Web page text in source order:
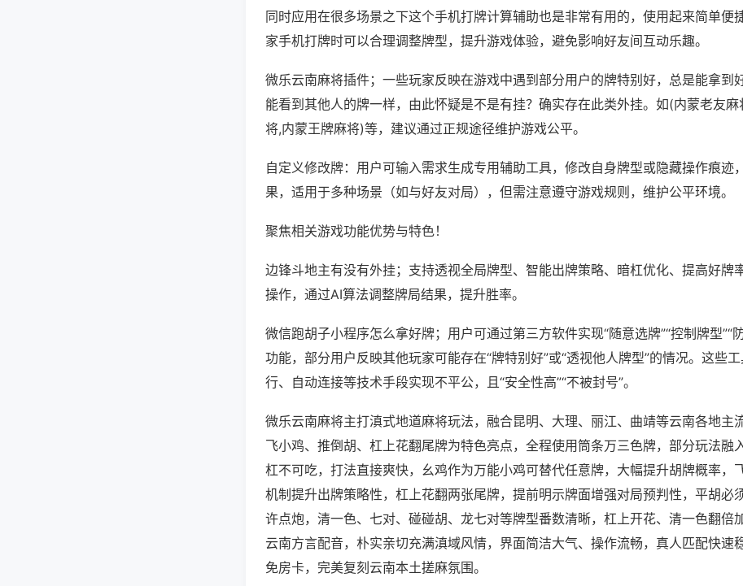
同时应用在很多场景之下这个手机打牌计算辅助也是非常有用的，使用起来简单便
家手机打牌时可以合理调整牌型，提升游戏体验，避免影响好友间互动乐趣。
微乐云南麻将插件；一些玩家反映在游戏中遇到部分用户的牌特别好，总是能拿到
能看到其他人的牌一样，由此怀疑是不是有挂？确实存在此类外挂。如(内蒙老友
将,内蒙王牌麻将)等，建议通过正规途径维护游戏公平。
自定义修改牌：用户可输入需求生成专用辅助工具，修改自身牌型或隐藏操作痕迹
果，适用于多种场景（如与好友对局），但需注意遵守游戏规则，维护公平环境。
聚焦相关游戏功能优势与特色！
边锋斗地主有没有外挂；支持透视全局牌型、智能出牌策略、暗杠优化、提高好牌
操作，通过AI算法调整牌局结果，提升胜率。
微信跑胡子小程序怎么拿好牌；用户可通过第三方软件实现“随意选牌”“控制牌型”“
功能，部分用户反映其他玩家可能存在“牌特别好”或“透视他人牌型”的情况。这些
行、自动连接等技术手段实现不平公，且“安全性高”“不被封号”。
微乐云南麻将主打滇式地道麻将玩法，融合昆明、大理、丽江、曲靖等云南各地主
飞小鸡、推倒胡、杠上花翻尾牌为特色亮点，全程使用筒条万三色牌，部分玩法融
杠不可吃，打法直接爽快，幺鸡作为万能小鸡可替代任意牌，大幅提升胡牌概率，
机制提升出牌策略性，杠上花翻两张尾牌，提前明示牌面增强对局预判性，平胡必
许点炮，清一色、七对、碰碰胡、龙七对等牌型番数清晰，杠上开花、清一色翻倍
云南方言配音，朴实亲切充满滇域风情，界面简洁大气、操作流畅，真人匹配快速
免房卡，完美复刻云南本土搓麻氛围。